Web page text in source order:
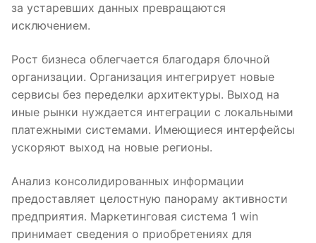
за устаревших данных превращаются
исключением.
Рост бизнеса облегчается благодаря блочной
организации. Организация интегрирует новые
сервисы без переделки архитектуры. Выход на
иные рынки нуждается интеграции с локальными
платежными системами. Имеющиеся интерфейсы
ускоряют выход на новые регионы.
Анализ консолидированных информации
предоставляет целостную панораму активности
предприятия. Маркетинговая система 1 win
принимает сведения о приобретениях для